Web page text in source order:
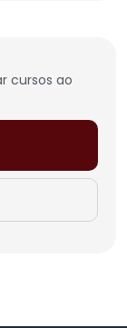
cursos ao